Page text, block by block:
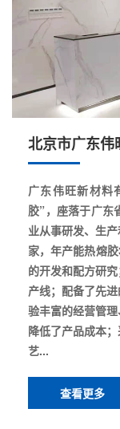
北京市广东伟
广东伟旺新材料
胶”，座落于广东
业从事研发、生
家，年产能热熔
的开发和配方研
产线；配备了先
验丰富的经营管
降低了产品成本
艺...
查看更多